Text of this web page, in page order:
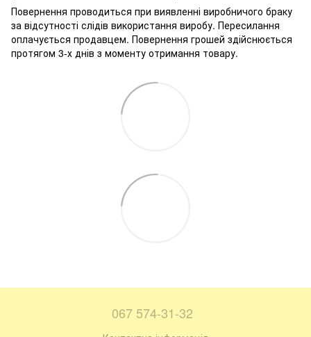
Повернення проводиться при виявленні виробничого браку
за відсутності слідів використання виробу. Пересилання
оплачується продавцем. Повернення грошей здійснюється
протягом 3-х днів з моменту отримання товару.
067 574-31-32